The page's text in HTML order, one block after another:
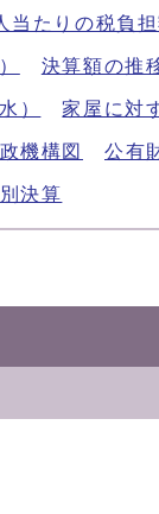
当たりの税負
決算額の推
） 家屋に対
機構図 公有
決算